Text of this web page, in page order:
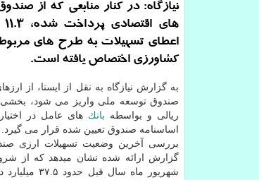
نیازگاه: در كنار منابعی كه از
اعطای تسهیلات به طرح های
كشاورزی اختصاص یافته است.
به گزارش نیازگاه به نقل از ایسنا، از
صندوق توسعه ملی واریز می شود،
ریالی و بواسطه بانك های عامل در
اساسنامه صندوق تعیین شده قرار می گیرد.
بررسی آخرین وضعیت تسهیلات ارزی
گزارش ارائه شده نشان میدهد كه از
شهریور ماه سال